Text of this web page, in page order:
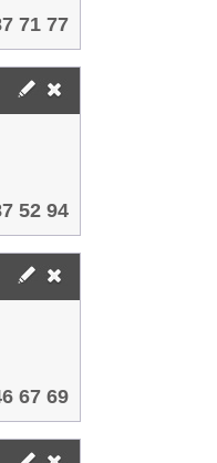
71 77
52 94
67 69